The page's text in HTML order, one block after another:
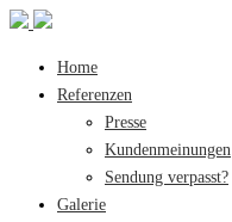
Home
Referenzen
Presse
Kundenmeinungen
Sendung verpasst?
Galerie